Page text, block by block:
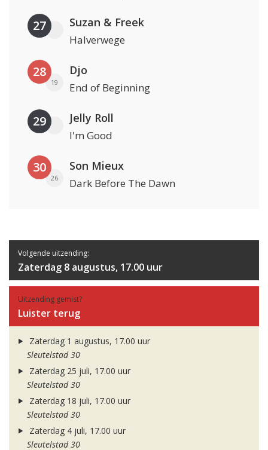
27 Suzan & Freek
Halverwege
28
19
Djo
End of Beginning
29 Jelly Roll
I'm Good
30
26
Son Mieux
Dark Before The Dawn
Volgende uitzending:
Zaterdag 8 augustus, 17.00 uur
Uitzending gemist?
Luister terug
Zaterdag 1 augustus, 17.00 uur
Sleutelstad 30
Zaterdag 25 juli, 17.00 uur
Sleutelstad 30
Zaterdag 18 juli, 17.00 uur
Sleutelstad 30
Zaterdag 4 juli, 17.00 uur
Sleutelstad 30